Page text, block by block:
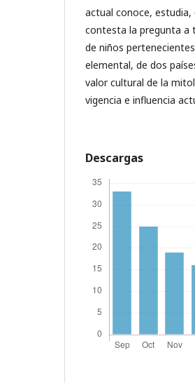
actual conoce,
contesta la pregunta a
de niños
elemental, de dos
valor cultural de la
vigencia e influencia
Descargas